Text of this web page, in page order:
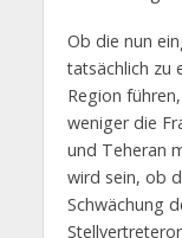
Ob die nun
tatsächlich zu
Region
weniger die
und Teheran
wird sein, ob
Schwächung